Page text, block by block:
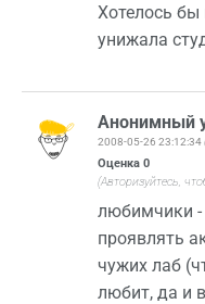
Хотелось бы
унижала
Анонимный
2008-05-26 23:12:34
Оценка 0
(Авторизуйтесь,
любимчики -
проявлять
чужих лаб
любит, да и